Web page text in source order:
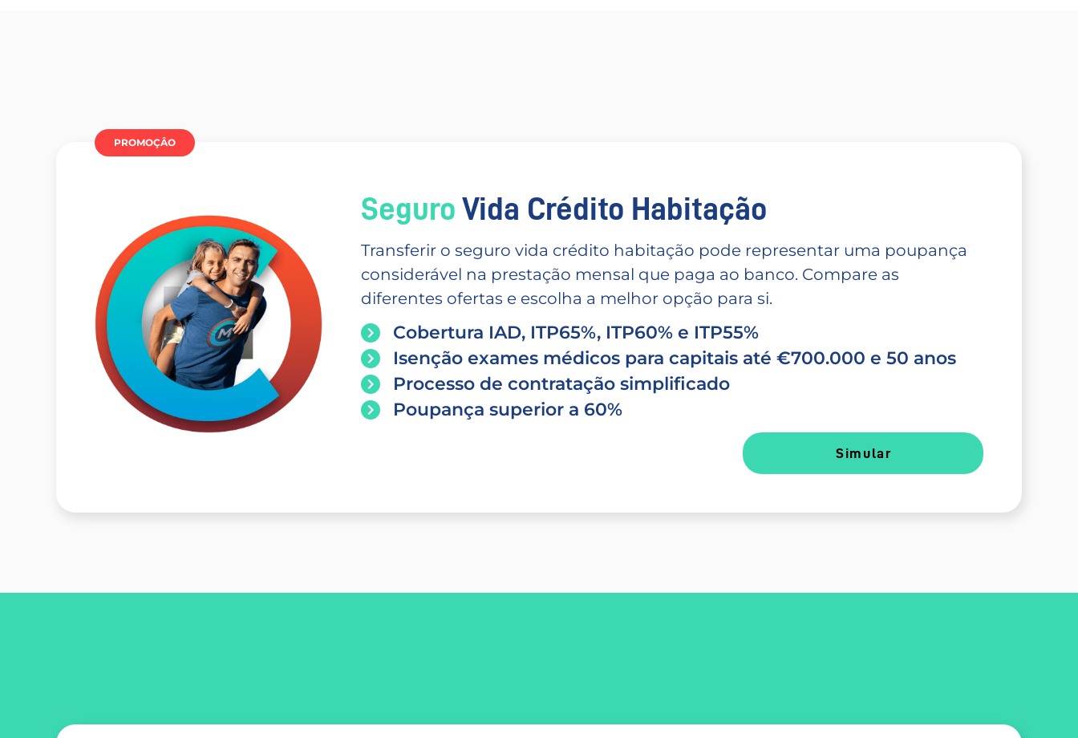
PROMOÇÂO
Seguro Vida Crédito Habitação
Transferir o seguro vida crédito habitação pode representar uma poupança
considerável na prestação mensal que paga ao banco. Compare as
diferentes ofertas e escolha a melhor opção para si.
Cobertura IAD, ITP65%, ITP60% e ITP55%
Isenção exames médicos para capitais até €700.000 e 50 anos
Processo de contratação simplificado
Poupança superior a 60%
Simular